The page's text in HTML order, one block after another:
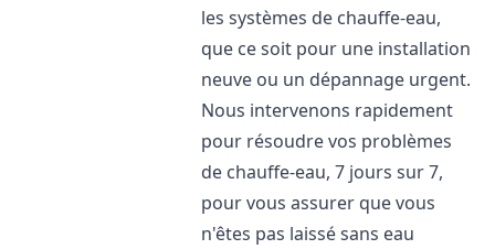
les systèmes de chauffe-eau,
que ce soit pour une installation
neuve ou un dépannage urgent.
Nous intervenons rapidement
pour résoudre vos problèmes
de chauffe-eau, 7 jours sur 7,
pour vous assurer que vous
n'êtes pas laissé sans eau